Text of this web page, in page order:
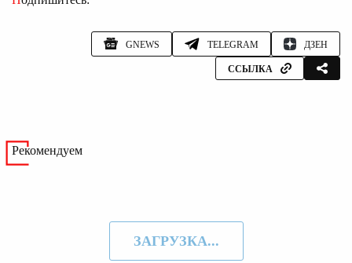
GNEWS TELEGRAM ДЗЕН
ССЫЛКА
Рекомендуем
ЗАГРУЗКА...